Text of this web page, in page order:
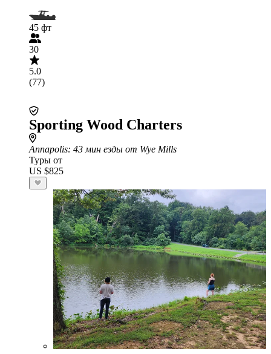
45 фт
30
5.0
(77)
Sporting Wood Charters
Annapolis: 43 мин езды от Wye Mills
Туры от
US $825